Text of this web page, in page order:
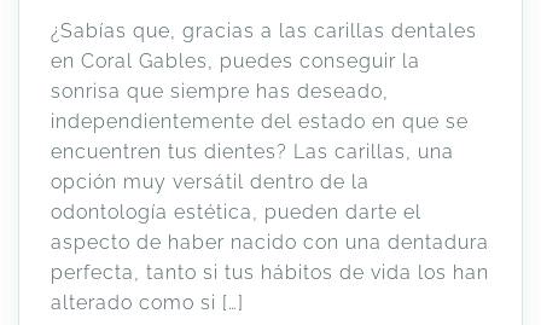
¿Sabías que, gracias a las carillas dentales
en Coral Gables, puedes conseguir la
sonrisa que siempre has deseado,
independientemente del estado en que se
encuentren tus dientes? Las carillas, una
opción muy versátil dentro de la
odontología estética, pueden darte el
aspecto de haber nacido con una dentadura
perfecta, tanto si tus hábitos de vida los han
alterado como si […]